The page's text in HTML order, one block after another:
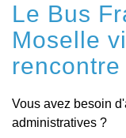
Le Bus
Moselle
rencontre
Vous avez besoin
administratives ?